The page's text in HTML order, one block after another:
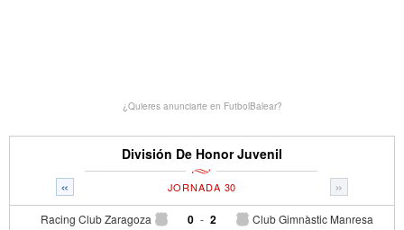
¿Quieres anunciarte en FutbolBalear?
División De Honor Juvenil
« »
JORNADA 30
Racing Club Zaragoza 0 - Club Gimnàstic Manresa
2